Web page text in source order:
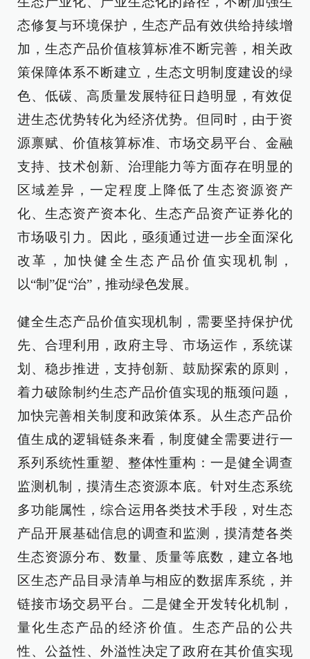
态修复与环境保护，生态产品有效供给持续增
加，生态产品价值核算标准不断完善，相关政
策保障体系不断建立，生态文明制度建设的绿
色、低碳、高质量发展特征日趋明显，有效促
进生态优势转化为经济优势。但同时，由于资
源禀赋、价值核算标准、市场交易平台、金融
支持、技术创新、治理能力等方面存在明显的
区域差异，一定程度上降低了生态资源资产
化、生态资产资本化、生态产品资产证券化的
市场吸引力。因此，亟须通过进一步全面深化
改革，加快健全生态产品价值实现机制，
以“制”促“治”，推动绿色发展。
健全生态产品价值实现机制，需要坚持保护优
先、合理利用，政府主导、市场运作，系统谋
划、稳步推进，支持创新、鼓励探索的原则，
着力破除制约生态产品价值实现的瓶颈问题，
加快完善相关制度和政策体系。从生态产品价
值生成的逻辑链条来看，制度健全需要进行一
系列系统性重塑、整体性重构：一是健全调查
监测机制，摸清生态资源本底。针对生态系统
多功能属性，综合运用各类技术手段，对生态
产品开展基础信息的调查和监测，摸清楚各类
生态资源分布、数量、质量等底数，建立各地
区生态产品目录清单与相应的数据库系统，并
链接市场交易平台。二是健全开发转化机制，
量化生态产品的经济价值。生态产品的公共
性、公益性、外溢性决定了政府在其价值实现